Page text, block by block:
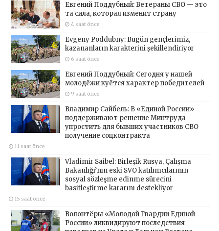
Евгений Поддубный: Ветераны СВО — это
та сила, которая изменит страну
4 saat önce
Evgeny Poddubny: Bugün gençlerimiz,
kazananların karakterini şekillendiriyor
6 saat önce
Евгений Поддубный: Сегодня у нашей
молодёжи куётся характер победителей
9 saat önce
Владимир Сайбель: В «Единой России»
поддерживают решение Минтруда
упростить для бывших участников СВО
получение соцконтракта
11 saat önce
Vladimir Saibel: Birleşik Rusya, Çalışma
Bakanlığı’nın eski SVO katılımcılarının
sosyal sözleşme edinme sürecini
basitleştirme kararını destekliyor
15 saat önce
Волонтёры «Молодой Гвардии Единой
России» ликвидируют последствия